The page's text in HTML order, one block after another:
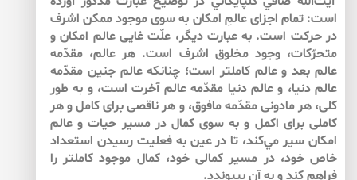
است: تمام اجزاى عالمِ امكان به سوى موجود ممكن اشرف
در حركت است. به عبارت ديگر، علّت غايى عالم امكان و
متحرّكات، وجود مخلوق اشرف است. هر عالم، مقدّمه
عالم بعد و عالم كامل‏تر است؛ چنان‏كه عالم جنين مقدّمه
عالم دنيا، و عالم دنيا مقدّمه عالم آخرت است، و به طور
كلى، هر مادونى مقدّمه مافوق، و هر ناقصى براى كامل و هر
كاملى براى اكمل و به سوى كمال در مسير حيات و عالم
امكان سير مي‌كند، تا در عين به فعليت رسيدن استعداد
خاص خود، در مسير كمالى خود، كمال موجود كامل‏تر را
فراهم كند و به آن بپيوندد.